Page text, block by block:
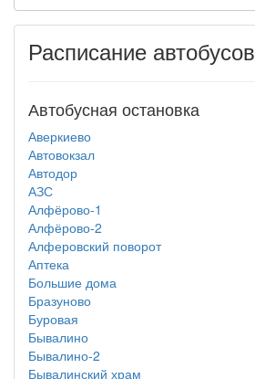
Расписание автобусов
Автобусная остановка
Аверкиево
Автовокзал
Автодор
АЗС
Алфёрово-1
Алфёрово-2
Алферовский поворот
Аптека
Большие дома
Бразуново
Буровая
Бывалино
Бывалино-2
Бывалинский храм